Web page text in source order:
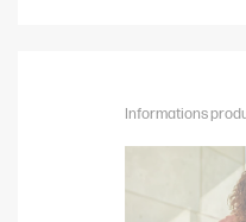
Informations